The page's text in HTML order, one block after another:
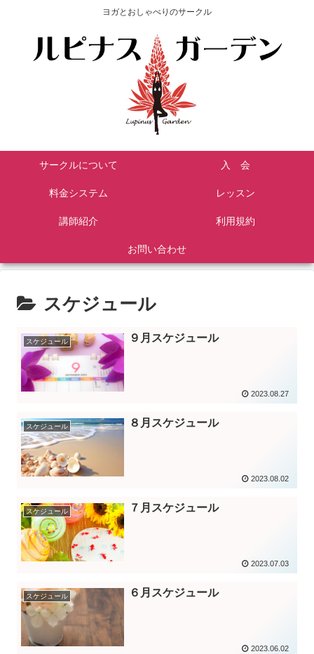
ヨガとおしゃべりのサークル
サークルについて 入 会
料金システム レッスン
講師紹介 利用規約
お問い合わせ
スケジュール
スケジュール ９月スケジュール
2023.08.27
スケジュール ８月スケジュール
2023.08.02
スケジュール ７月スケジュール
2023.07.03
スケジュール ６月スケジュール
2023.06.02